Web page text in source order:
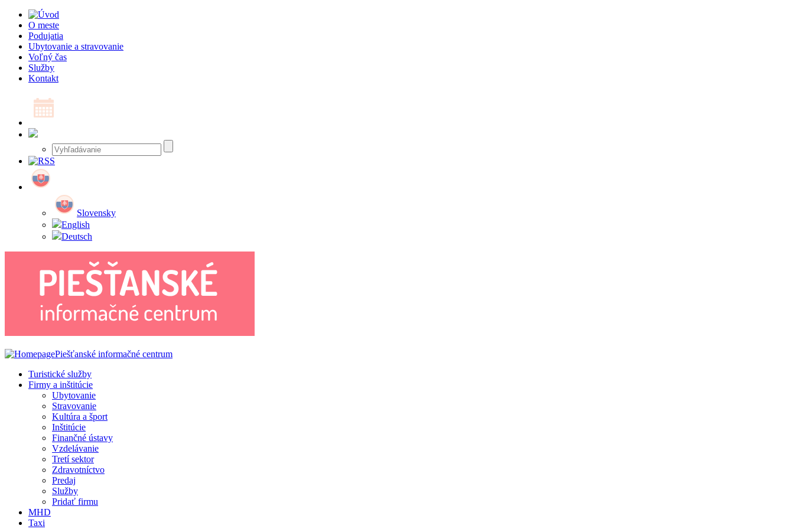
O meste
Podujatia
Ubytovanie a stravovanie
Voľný čas
Služby
Kontakt
Slovensky
English
Deutsch
Piešťanské informačné centrum
Turistické služby
Firmy a inštitúcie
Ubytovanie
Stravovanie
Kultúra a šport
Inštitúcie
Finančné ústavy
Vzdelávanie
Tretí sektor
Zdravotníctvo
Predaj
Služby
Pridať firmu
MHD
Taxi